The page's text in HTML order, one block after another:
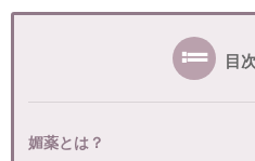
目次
媚薬とは？